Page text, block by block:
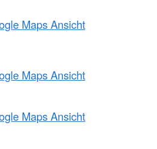
Maps Ansicht
Maps Ansicht
Maps Ansicht